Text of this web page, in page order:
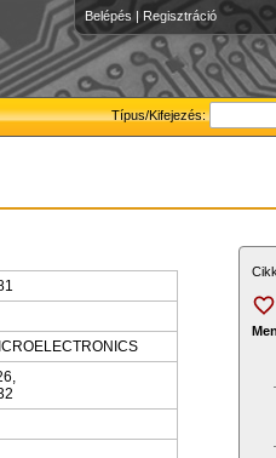
Belépés | Regisztráció
Típus/Kifejezés: